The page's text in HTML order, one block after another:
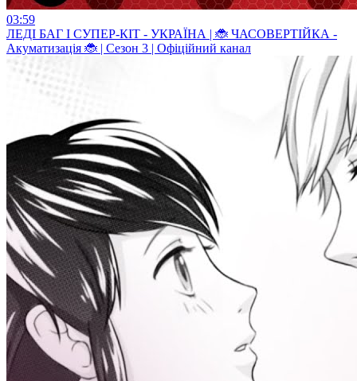
03:59
ЛЕДI БАГ I СУПЕР-КIТ - УКРАЇНА | 🐞 ЧАСОВЕРТІЙКА -
Акуматизація 🐞 | Сезон 3 | Офіційний канал